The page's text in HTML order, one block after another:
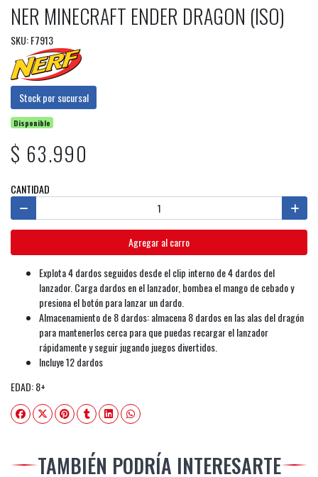
NER MINECRAFT ENDER DRAGON (ISO)
SKU: F7913
Stock por sucursal
Disponible
$ 63.990
CANTIDAD
Agregar al carro
Explota 4 dardos seguidos desde el clip interno de 4 dardos del
lanzador. Carga dardos en el lanzador, bombea el mango de cebado y
presiona el botón para lanzar un dardo.
Almacenamiento de 8 dardos: almacena 8 dardos en las alas del dragón
para mantenerlos cerca para que puedas recargar el lanzador
rápidamente y seguir jugando juegos divertidos.
Incluye 12 dardos
EDAD: 8+
TAMBIÉN PODRÍA INTERESARTE